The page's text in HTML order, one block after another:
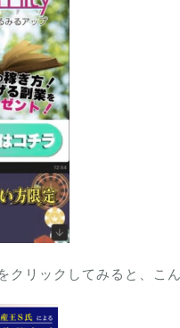
クリックしてみると、こ